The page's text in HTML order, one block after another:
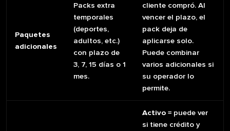
Paquetes
adicionales
Packs extra
temporales
(deportes,
adultos, etc.)
con plazo de
3, 7, 15 días o 1
mes.
cliente compró. Al
vencer el plazo, el
pack deja de
aplicarse solo.
Puede combinar
varios adicionales si
su operador lo
permite.
Activo = puede ver
si tiene crédito y